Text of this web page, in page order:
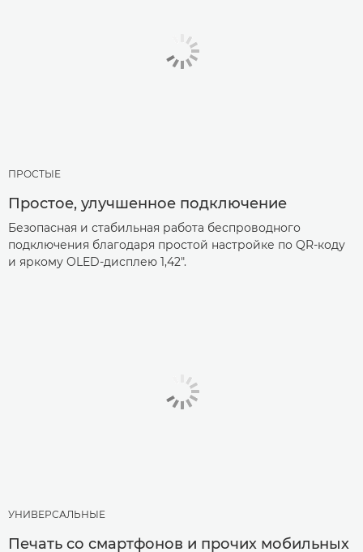
ПРОСТЫЕ
Простое, улучшенное подключение
Безопасная и стабильная работа беспроводного
подключения благодаря простой настройке по QR-коду
и яркому OLED-дисплею 1,42".
УНИВЕРСАЛЬНЫЕ
Печать со смартфонов и прочих мобильных